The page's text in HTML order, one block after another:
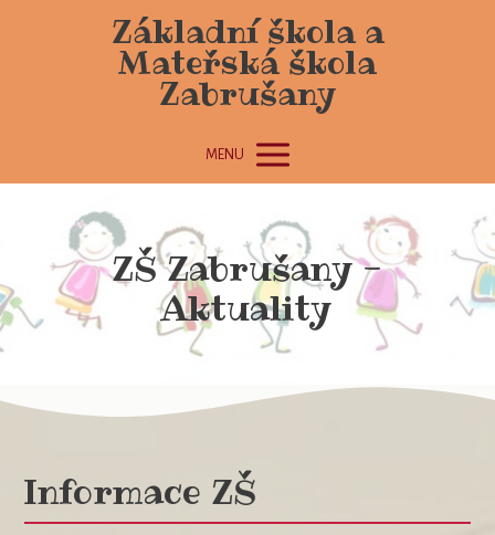
Základní škola a
Mateřská škola
Zabrušany
MENU
ZŠ Zabrušany -
Aktuality
Informace ZŠ